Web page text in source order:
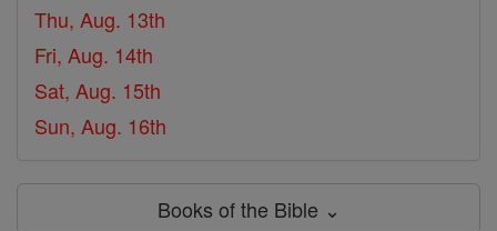
Thu, Aug. 13th
Fri, Aug. 14th
Sat, Aug. 15th
Sun, Aug. 16th
Books of the Bible ⌄